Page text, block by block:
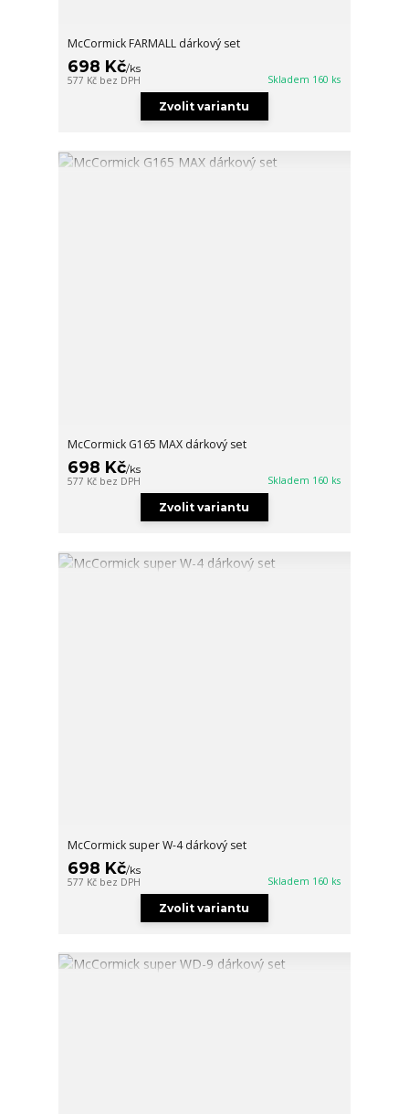
McCormick FARMALL dárkový set
698 Kč/ks
577 Kč bez DPH Skladem 160 ks
Zvolit variantu
McCormick G165 MAX dárkový set
698 Kč/ks
577 Kč bez DPH Skladem 160 ks
Zvolit variantu
McCormick super W-4 dárkový set
698 Kč/ks
577 Kč bez DPH Skladem 160 ks
Zvolit variantu